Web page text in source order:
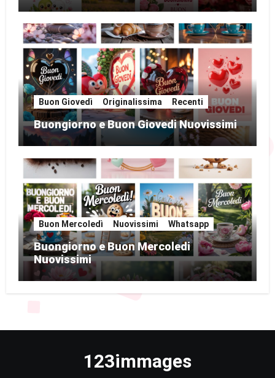
Buon Giovedì Originalissima Recenti
Buongiorno e Buon Giovedi Nuovissimi
Buon Mercoledì Nuovissimi Whatsapp
Buongiorno e Buon Mercoledi
Nuovissimi
123immages